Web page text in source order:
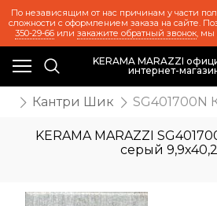
По независящим от нас причинам у части
сложности с оформлением заказа на сайте.
350-29-66или закажите обратный звонок, мы
KERAMA MARAZZI
интернет-
Кантри Шик SG401700N
KERAMA MARAZZI
серый